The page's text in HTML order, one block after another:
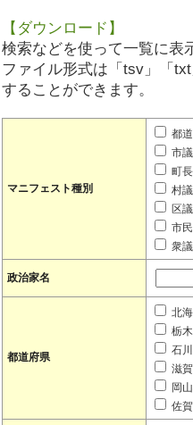
【ダウンロード】
検索などを使って一覧に表
ファイル形式は「tsv」「
することができます。
マニフェスト種別
都
市
町
村
区
市
衆
政治家名
都道府県
北
栃
石
滋
岡
佐